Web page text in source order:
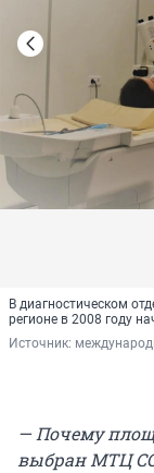
В диагностическом
регионе в 2008 году
Источник:
— Почему
выбран МТЦ